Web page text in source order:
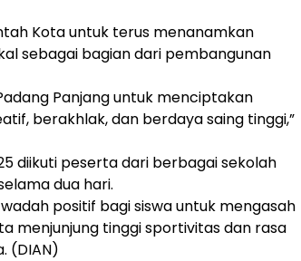
Kota untuk terus menanamkan
sebagai bagian dari pembangunan
Panjang untuk menciptakan
berakhlak, dan berdaya saing tinggi,”
diikuti peserta dari berbagai sekolah
dua hari.
positif bagi siswa untuk mengasah
menjunjung tinggi sportivitas dan rasa
(DIAN)